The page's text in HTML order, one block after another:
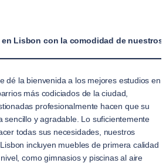
Lisbon con la comodidad de
dé la bienvenida a los mejores estudios en
más codiciados de la ciudad,
profesionalmente hacen que su
sencillo y agradable. Lo suficientemente
todas sus necesidades, nuestros
incluyen muebles de primera calidad
como gimnasios y piscinas al aire